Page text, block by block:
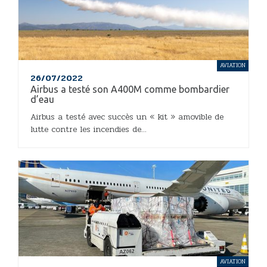
26/07/2022
Airbus a testé son A400M comme bombardier
d’eau
Airbus a testé avec succès un « kit » amovible de
lutte contre les incendies de...
AVIATION
AVIATION